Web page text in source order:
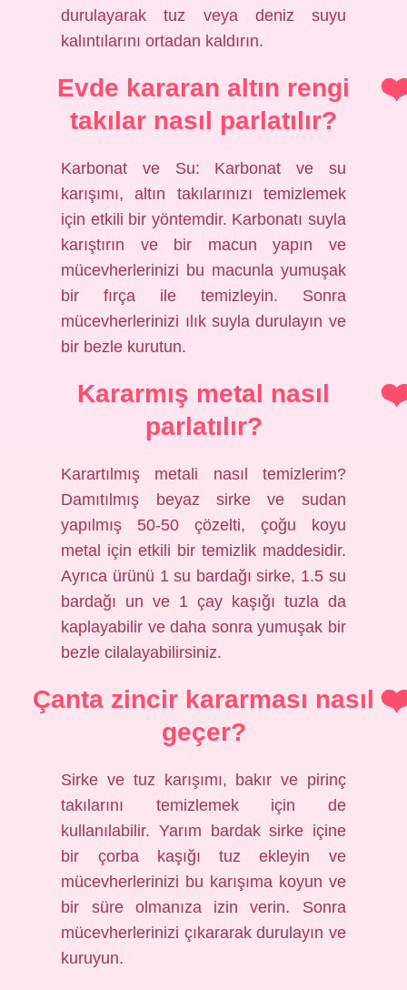
durulayarak tuz veya deniz suyu
kalıntılarını ortadan kaldırın.
Evde kararan altın rengi
takılar nasıl parlatılır?
Karbonat ve Su: Karbonat ve su
karışımı, altın takılarınızı temizlemek
için etkili bir yöntemdir. Karbonatı suyla
karıştırın ve bir macun yapın ve
mücevherlerinizi bu macunla yumuşak
bir fırça ile temizleyin. Sonra
mücevherlerinizi ılık suyla durulayın ve
bir bezle kurutun.
Kararmış metal nasıl
parlatılır?
Karartılmış metali nasıl temizlerim?
Damıtılmış beyaz sirke ve sudan
yapılmış 50-50 çözelti, çoğu koyu
metal için etkili bir temizlik maddesidir.
Ayrıca ürünü 1 su bardağı sirke, 1.5 su
bardağı un ve 1 çay kaşığı tuzla da
kaplayabilir ve daha sonra yumuşak bir
bezle cilalayabilirsiniz.
Çanta zincir kararması nasıl
geçer?
Sirke ve tuz karışımı, bakır ve pirinç
takılarını temizlemek için de
kullanılabilir. Yarım bardak sirke içine
bir çorba kaşığı tuz ekleyin ve
mücevherlerinizi bu karışıma koyun ve
bir süre olmanıza izin verin. Sonra
mücevherlerinizi çıkararak durulayın ve
kuruyun.